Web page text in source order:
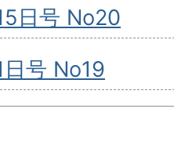
日号 No20
号 No19